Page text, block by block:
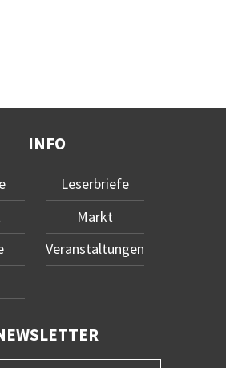
INFO
Leserbriefe
Markt
Veranstaltungen